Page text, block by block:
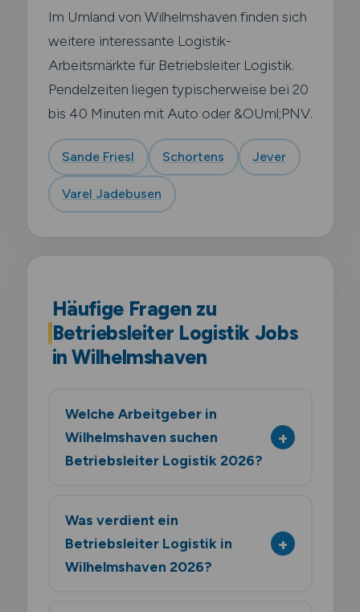
Im Umland von Wilhelmshaven finden sich
weitere interessante Logistik-
Arbeitsmärkte für Betriebsleiter Logistik.
Pendelzeiten liegen typischerweise bei 20
bis 40 Minuten mit Auto oder &OUml;PNV.
Sande Friesl Schortens Jever
Varel Jadebusen
Häufige Fragen zu
Betriebsleiter Logistik Jobs
in Wilhelmshaven
Welche Arbeitgeber in
Wilhelmshaven suchen
Betriebsleiter Logistik 2026?
Was verdient ein
Betriebsleiter Logistik in
Wilhelmshaven 2026?